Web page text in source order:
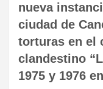
nueva
ciudad de
torturas en el
clandestino
1975 y 1976